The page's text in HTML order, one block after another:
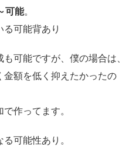
可能。
可能背あり
可能ですが、僕の場合は、
額を低く抑えたかったの
作ってます。
可能性あり。